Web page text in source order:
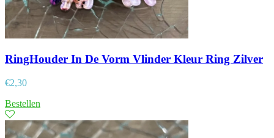
RingHouder In De Vorm Vlinder Kleur Ring Zilver
€2,30
Bestellen